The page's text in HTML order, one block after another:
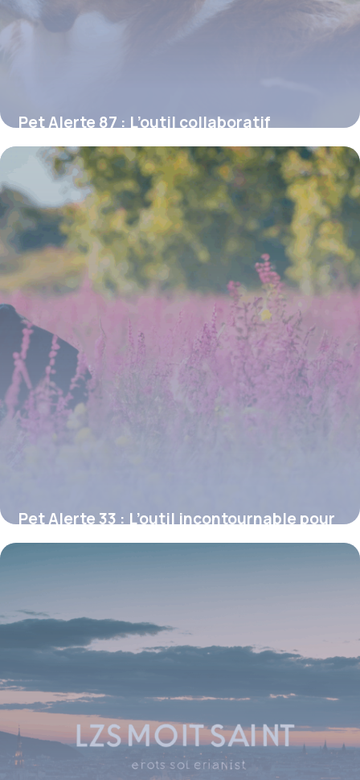
Pet Alerte 87 : L’outil collaboratif
incontournable pour retrouver un animal
perdu en Haute-Vienne
16 juin 2026
Pet Alerte 33 : L’outil incontournable pour
retrouver un animal perdu en Gironde